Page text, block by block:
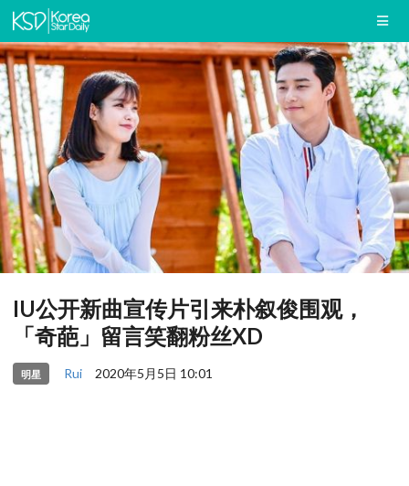
IU公开新曲宣传片引来朴叙俊围观，
「奇葩」留言笑翻粉丝XD
明星 Rui 2020年5月5日 10:01